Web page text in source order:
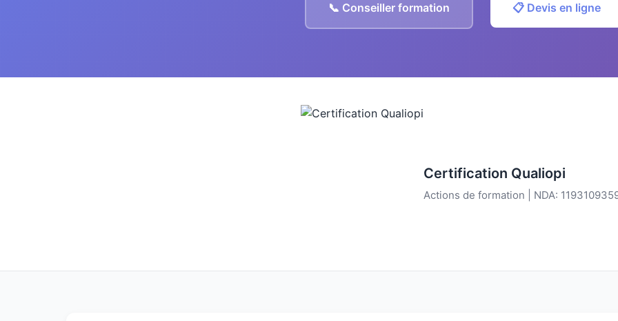
📞 Conseiller formation 📋 Devis en ligne
Certification Qualiopi
Actions de formation | NDA: